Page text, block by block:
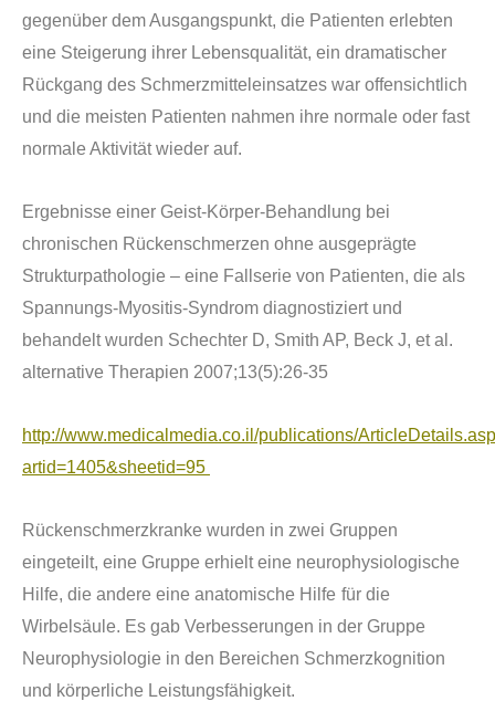
gegenüber dem Ausgangspunkt, die Patienten erlebten
eine Steigerung ihrer Lebensqualität, ein dramatischer
Rückgang des Schmerzmitteleinsatzes war offensichtlich
und die meisten Patienten nahmen ihre normale oder fast
normale Aktivität wieder auf.
Ergebnisse einer Geist-Körper-Behandlung bei
chronischen Rückenschmerzen ohne ausgeprägte
Strukturpathologie – eine Fallserie von Patienten, die als
Spannungs-Myositis-Syndrom diagnostiziert und
behandelt wurden Schechter D, Smith AP, Beck J, et al.
alternative Therapien 2007;13(5):26-35
http://www.medicalmedia.co.il/publications/
artid=1405&sheetid=95
Rückenschmerzkranke wurden in zwei Gruppen
eingeteilt, eine Gruppe erhielt eine neurophysiologische
Hilfe, die andere eine anatomische Hilfe für die
Wirbelsäule. Es gab Verbesserungen in der Gruppe
Neurophysiologie in den Bereichen Schmerzkognition
und körperliche Leistungsfähigkeit.